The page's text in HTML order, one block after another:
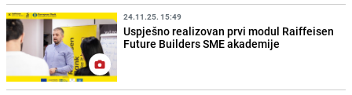
24.11.25. 15:49
Uspješno realizovan prvi modul Raiffeisen
Future Builders SME akademije